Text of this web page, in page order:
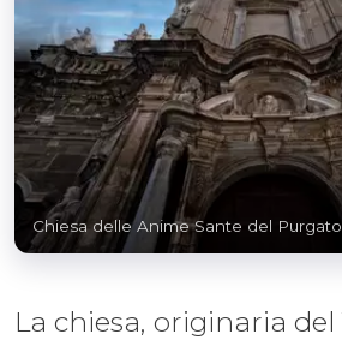
Chiesa delle Anime Sante del
La chiesa, originaria del